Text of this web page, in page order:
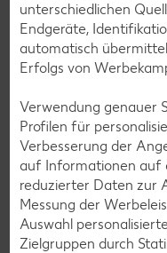
.
nur
2.99
unterschiedlichen
Endgeräte,
automatisch
Erfolgs von
Verwendung genauer
Profilen für
Verbesserung der
auf Informationen auf
reduzierter Daten zur
Messung der
Auswahl
Zielgruppen durch